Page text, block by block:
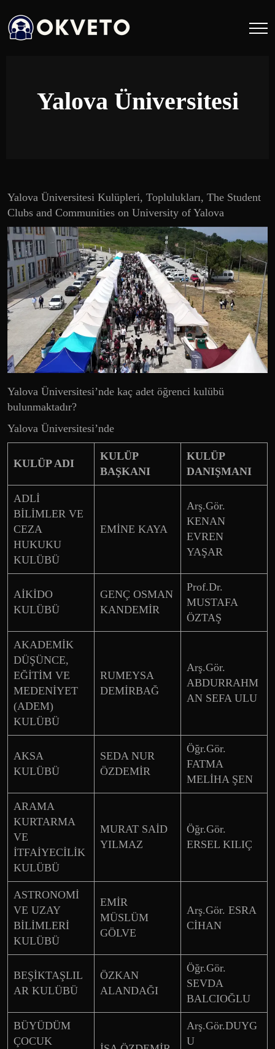
Yalova Üniversitesi
Yalova Üniversitesi Kulüpleri, Toplulukları, The Student
Clubs and Communities on University of Yalova
Yalova Üniversitesi’nde kaç adet öğrenci kulübü
bulunmaktadır?
Yalova Üniversitesi’nde
KULÜP ADI
KULÜP
BAŞKANI
KULÜP
DANIŞMANI
ADLİ
BİLİMLER VE
CEZA
HUKUKU
KULÜBÜ
EMİNE KAYA
Arş.Gör.
KENAN
EVREN
YAŞAR
AİKİDO
KULÜBÜ
GENÇ OSMAN
KANDEMİR
Prof.Dr.
MUSTAFA
ÖZTAŞ
AKADEMİK
DÜŞÜNCE,
EĞİTİM VE
MEDENİYET
(ADEM)
KULÜBÜ
RUMEYSA
DEMİRBAĞ
Arş.Gör.
ABDURRAHM
AN SEFA ULU
AKSA
KULÜBÜ
SEDA NUR
ÖZDEMİR
Öğr.Gör.
FATMA
MELİHA ŞEN
ARAMA
KURTARMA
VE
İTFAİYECİLİK
KULÜBÜ
MURAT SAİD
YILMAZ
Öğr.Gör.
ERSEL KILIÇ
ASTRONOMİ
VE UZAY
BİLİMLERİ
KULÜBÜ
EMİR
MÜSLÜM
GÖLVE
Arş.Gör. ESRA
CİHAN
BEŞİKTAŞLIL
AR KULÜBÜ
ÖZKAN
ALANDAĞI
Öğr.Gör.
SEVDA
BALCIOĞLU
BÜYÜDÜM
ÇOCUK
Arş.Gör.DUYG
U